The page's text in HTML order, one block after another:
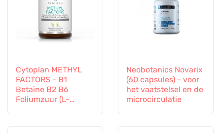
Cytoplan METHYL
FACTORS - B1
Betaïne B2 B6
Foliumzuur (L-
Neobotanics Novarix
(60 capsules) - voor
het vaatstelsel en de
microcirculatie